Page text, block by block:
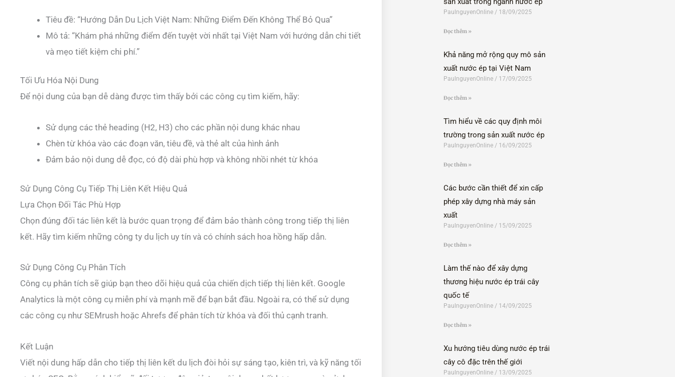
Tiêu đề: “Hướng Dẫn Du Lịch Việt Nam: Những Điểm Đến Không Thể Bỏ Qua”
Mô tả: “Khám phá những điểm đến tuyệt vời nhất tại Việt Nam với hướng dẫn chi tiết
và mẹo tiết kiệm chi phí.”
Tối Ưu Hóa Nội Dung
Để nội dung của bạn dễ dàng được tìm thấy bởi các công cụ tìm kiếm, hãy:
Sử dụng các thẻ heading (H2, H3) cho các phần nội dung khác nhau
Chèn từ khóa vào các đoạn văn, tiêu đề, và thẻ alt của hình ảnh
Đảm bảo nội dung dễ đọc, có độ dài phù hợp và không nhồi nhét từ khóa
Sử Dụng Công Cụ Tiếp Thị Liên Kết Hiệu Quả
Lựa Chọn Đối Tác Phù Hợp
Chọn đúng đối tác liên kết là bước quan trọng để đảm bảo thành công trong tiếp thị liên
kết. Hãy tìm kiếm những công ty du lịch uy tín và có chính sách hoa hồng hấp dẫn.
Sử Dụng Công Cụ Phân Tích
Công cụ phân tích sẽ giúp bạn theo dõi hiệu quả của chiến dịch tiếp thị liên kết. Google
Analytics là một công cụ miễn phí và mạnh mẽ để bạn bắt đầu. Ngoài ra, có thể sử dụng
các công cụ như SEMrush hoặc Ahrefs để phân tích từ khóa và đối thủ cạnh tranh.
Kết Luận
Viết nội dung hấp dẫn cho tiếp thị liên kết du lịch đòi hỏi sự sáng tạo, kiên trì, và kỹ năng tối
PaulnguyenOnline 18/09/2025
Đọc thêm »
Khả năng mở rộng quy mô sản
xuất nước ép tại Việt Nam
PaulnguyenOnline 17/09/2025
Đọc thêm »
Tìm hiểu về các quy định môi
trường trong sản xuất nước ép
PaulnguyenOnline 16/09/2025
Đọc thêm »
Các bước cần thiết để xin cấp
phép xây dựng nhà máy sản
xuất
PaulnguyenOnline 15/09/2025
Đọc thêm »
Làm thế nào để xây dựng
thương hiệu nước ép trái cây
quốc tế
PaulnguyenOnline 14/09/2025
Đọc thêm »
Xu hướng tiêu dùng nước ép trái
cây cô đặc trên thế giới
PaulnguyenOnline 13/09/2025